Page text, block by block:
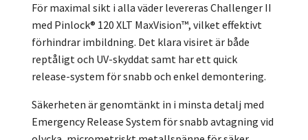
För maximal sikt i alla väder levereras Challenger II
med Pinlock® 120 XLT MaxVision™, vilket effektivt
förhindrar imbildning. Det klara visiret är både
reptåligt och UV-skyddat samt har ett quick
release-system för snabb och enkel demontering.
Säkerheten är genomtänkt in i minsta detalj med
Emergency Release System för snabb avtagning vid